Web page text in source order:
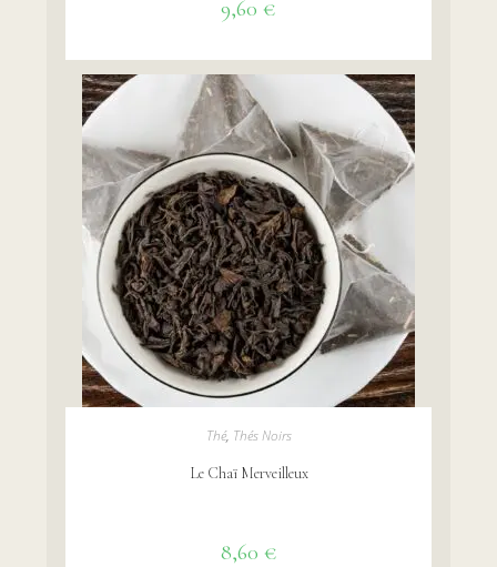
9,60 €
AJOUTER AU PANIER
Thé, Thés Noirs
Le Chaï Merveilleux
8,60 €